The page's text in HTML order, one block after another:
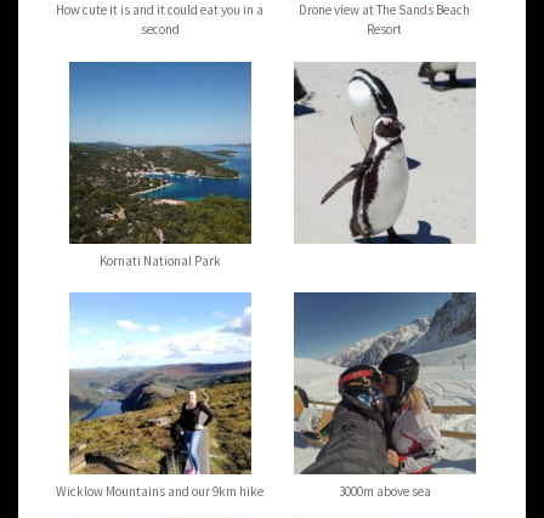
How cute it is and it could eat you in a
second
Drone view at The Sands Beach
Resort
Kornati National Park
Wicklow Mountains and our 9km hike 3000m above sea